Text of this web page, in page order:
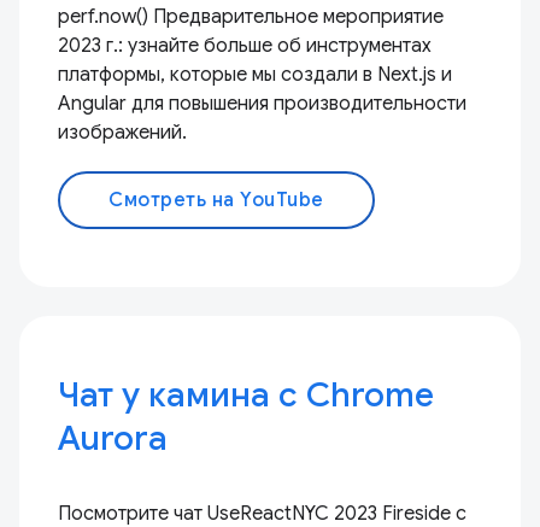
perf.now() Предварительное мероприятие
2023 г.: узнайте больше об инструментах
платформы, которые мы создали в Next.js и
Angular для повышения производительности
изображений.
Смотреть на YouTube
Чат у камина с Chrome
Aurora
Посмотрите чат UseReactNYC 2023 Fireside с